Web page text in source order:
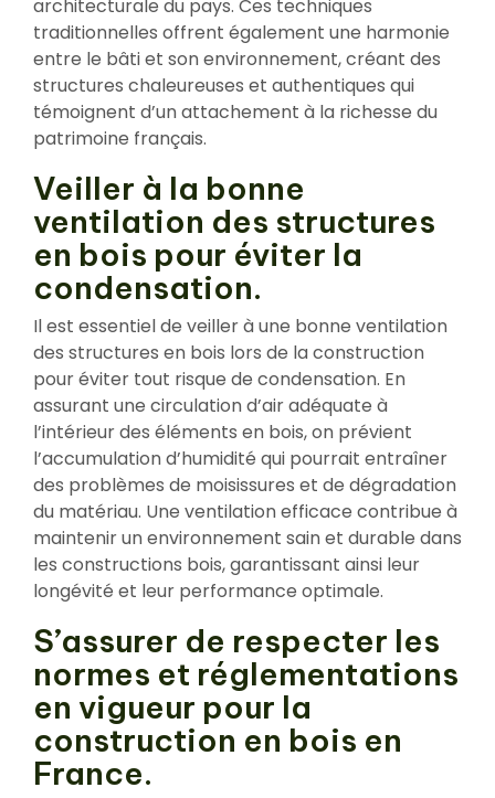
architecturale du pays. Ces techniques
traditionnelles offrent également une harmonie
entre le bâti et son environnement, créant des
structures chaleureuses et authentiques qui
témoignent d’un attachement à la richesse du
patrimoine français.
Veiller à la bonne
ventilation des structures
en bois pour éviter la
condensation.
Il est essentiel de veiller à une bonne ventilation
des structures en bois lors de la construction
pour éviter tout risque de condensation. En
assurant une circulation d’air adéquate à
l’intérieur des éléments en bois, on prévient
l’accumulation d’humidité qui pourrait entraîner
des problèmes de moisissures et de dégradation
du matériau. Une ventilation efficace contribue à
maintenir un environnement sain et durable dans
les constructions bois, garantissant ainsi leur
longévité et leur performance optimale.
S’assurer de respecter les
normes et réglementations
en vigueur pour la
construction en bois en
France.